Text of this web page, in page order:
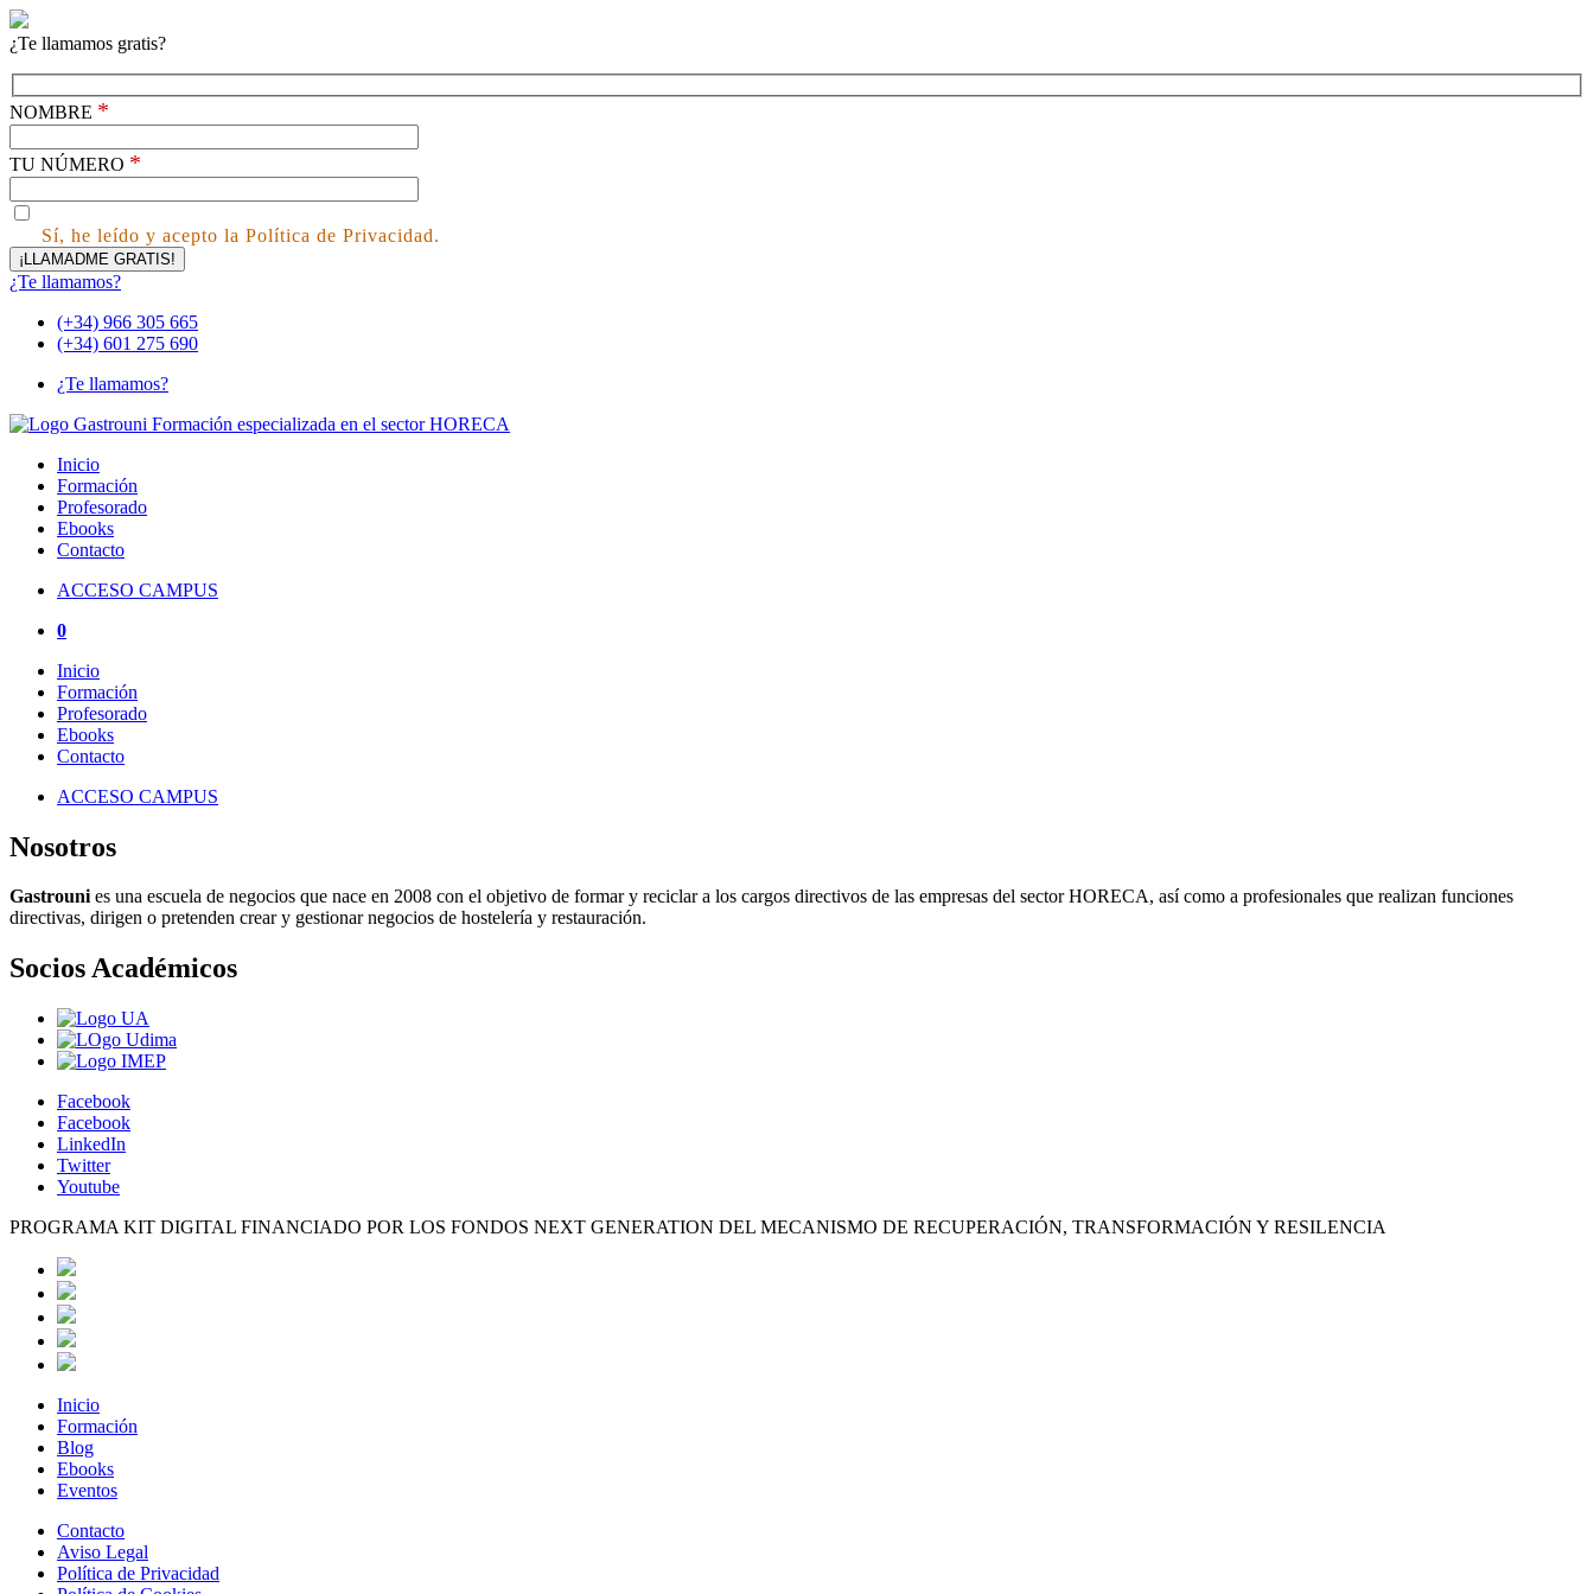
¿Te llamamos gratis?
NOMBRE *
TU NÚMERO *
Sí, he leído y acepto la Política de Privacidad.
¿Te llamamos?
(+34) 966 305 665
(+34) 601 275 690
¿Te llamamos?
Inicio
Formación
Profesorado
Ebooks
Contacto
ACCESO CAMPUS
0
Inicio
Formación
Profesorado
Ebooks
Contacto
ACCESO CAMPUS
Nosotros
Gastrounies una escuela de negocios que nace en 2008 con el objetivo de formar y reciclar a los cargos directivos de las empresas del sector HORECA, así como a profesionales que realizan funciones
directivas, dirigen o pretenden crear y gestionar negocios de hostelería y restauración.
Socios Académicos
Facebook
Facebook
LinkedIn
Twitter
Youtube
PROGRAMA KIT DIGITAL FINANCIADO POR LOS FONDOS NEXT GENERATION DEL MECANISMO DE RECUPERACIÓN, TRANSFORMACIÓN Y RESILENCIA
Inicio
Formación
Blog
Ebooks
Eventos
Contacto
Aviso Legal
Política de Privacidad